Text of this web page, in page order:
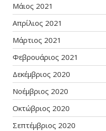
Μάιος 2021
Απρίλιος 2021
Μάρτιος 2021
Φεβρουάριος 2021
Δεκέμβριος 2020
Νοέμβριος 2020
Οκτώβριος 2020
Σεπτέμβριος 2020